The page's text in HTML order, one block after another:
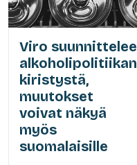
Viro suunnittelee
alkoholipolitiikan
kiristystä,
muutokset
voivat näkyä
myös
suomalaisille